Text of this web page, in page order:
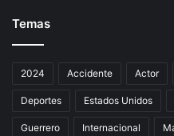
Temas
2024 Accidente Actor
Deportes Estados Unidos
Guerrero Internacional